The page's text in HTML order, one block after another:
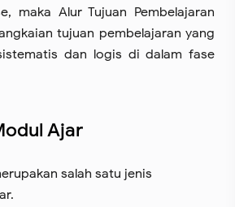
maka Alur Tujuan Pembelajaran
tujuan pembelajaran yang
dan logis di dalam fase
Ajar
salah satu jenis